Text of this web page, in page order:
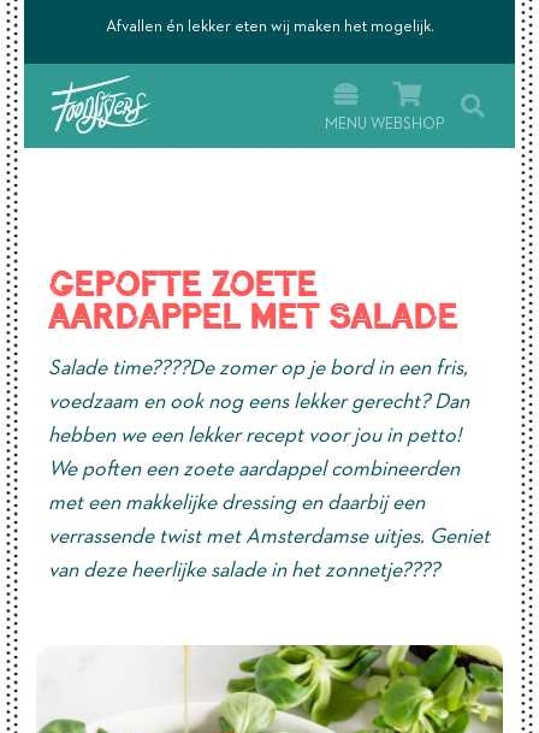
Afvallen én lekker eten wij maken het mogelijk.
MENU WEBSHOP
Gepofte zoete
aardappel met salade
Salade time????De zomer op je bord in een fris,
voedzaam en ook nog eens lekker gerecht? Dan
hebben we een lekker recept voor jou in petto!
We poften een zoete aardappel combineerden
met een makkelijke dressing en daarbij een
verrassende twist met Amsterdamse uitjes. Geniet
van deze heerlijke salade in het zonnetje????